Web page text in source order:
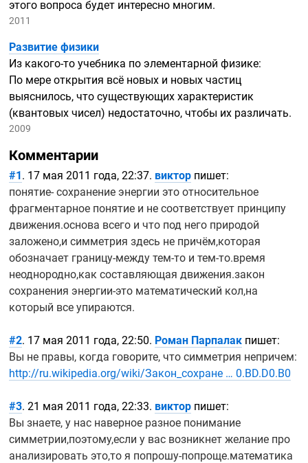
этого вопроса будет интересно многим.
2011
Развитие физики
Из какого-то учебника по элементарной физике:
По мере открытия всё новых и новых частиц
выяснилось, что существующих характеристик
(квантовых чисел) недостаточно, чтобы их различать.
2009
Комментарии
#1. 17 мая 2011 года, 22:37. виктор пишет:
понятие- сохранение энергии это относительное
фрагментарное понятие и не соответствует принципу
движения.основа всего и что под него природой
заложено,и симметрия здесь не причём,которая
обозначает границу-между тем-то итем-то.время
неоднородно,как составляющая движения.закон
сохраненияэнергии-это математический кол,на
который все упираются.
#2. 17 мая 2011 года, 22:50. Роман Парпалак пишет:
Вы не правы, когда говорите, что симметрия непричем:
http://ru.wikipedia.org/wiki/Закон_сохране … 0.BD.D0.B0
#3. 21 мая 2011 года, 22:33. виктор пишет:
Вы знаете, у нас наверное разное понимание
симметрии,поэтому,если у вас возникнет желание про
анализировать это,то я попрошу-попроще.математика